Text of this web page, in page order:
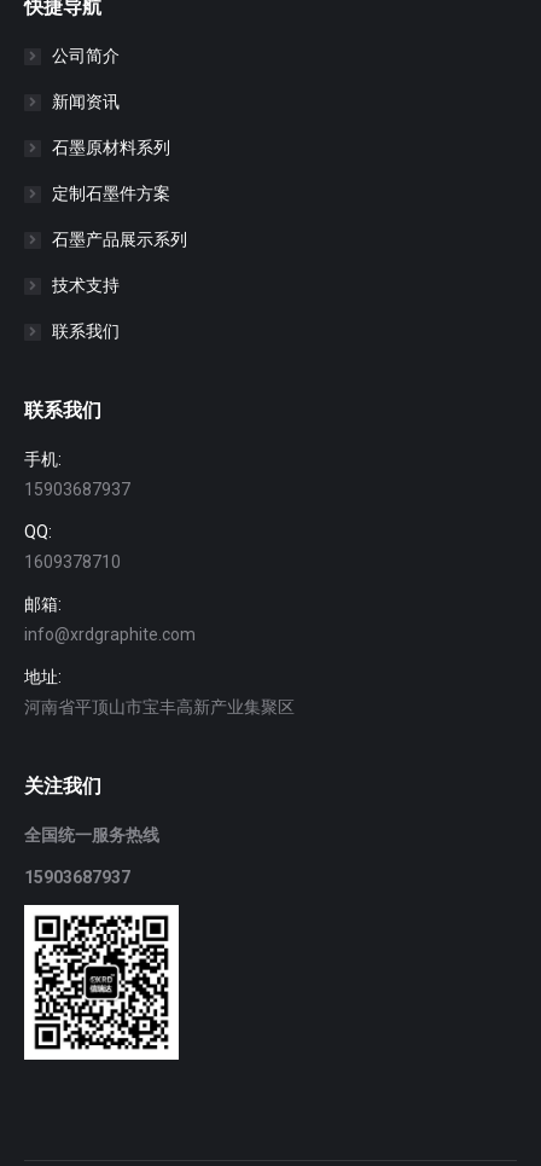
快捷导航
公司简介
新闻资讯
石墨原材料系列
定制石墨件方案
石墨产品展示系列
技术支持
联系我们
联系我们
手机:
15903687937
QQ:
1609378710
邮箱:
info@xrdgraphite.com
地址:
河南省平顶山市宝丰高新产业集聚区
关注我们
全国统一服务热线
15903687937